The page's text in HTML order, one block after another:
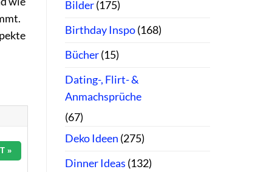
»
Bilder(175)
Birthday Inspo(168)
Bücher(15)
Dating-, Flirt- &
Anmachsprüche
(67)
Deko Ideen (275)
Dinner Ideas (132)